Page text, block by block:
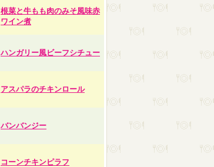
根菜と牛もも肉のみそ風味赤
ワイン煮
ハンガリー風ビーフシチュー
アスパラのチキンロール
バンバンジー
コーンチキンピラフ